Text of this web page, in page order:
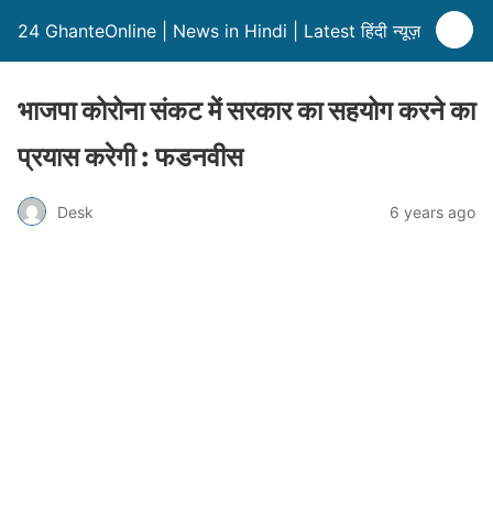
24 GhanteOnline | News in Hindi | Latest हिंदी न्यूज़
भाजपा कोरोना संकट में सरकार का सहयोग करने का
प्रयास करेगी : फडनवीस
Desk 6 years ago